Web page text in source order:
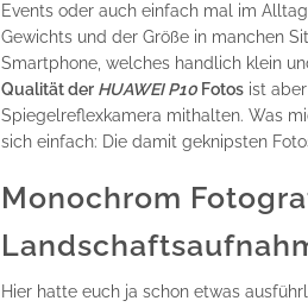
Events oder auch einfach mal im
Gewichts und der Größe in manchen
Smartphone, welches handlich klein
Qualität der HUAWEI P10 Fotos ist
Spiegelreflexkamera mithalten. Was
sich einfach: Die damit geknipsten
Monochrom
Hier hatte euch ja schon etwas